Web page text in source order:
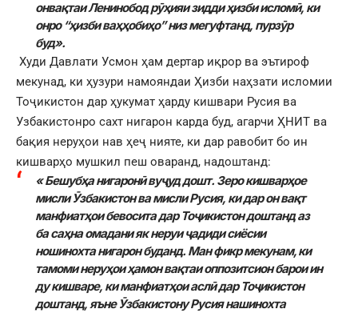
онвақтаи Ленинобод рӯҳияи зидди ҳизби исломӣ, ки
онро “ҳизби ваҳҳобиҳо” низ мегуфтанд, пурзӯр
буд».
Худи Давлати Усмон ҳам дертар иқрор ва эътироф
мекунад, ки ҳузури намояндаи Ҳизби наҳзати исломии
Тоҷикистон дар ҳукумат ҳарду кишвари Русия ва
Узбакистонро сахт нигарон карда буд, агарчи ҲНИТ ва
бақия неруҳои нав ҳеҷ нияте, ки дар равобит бо ин
кишварҳо мушкил пеш оваранд, надоштанд:
« Бешубҳа нигаронӣ вуҷуд дошт. Зеро кишварҳое
мисли Ӯзбакистон ва мисли Русия, ки дар он вақт
манфиатҳои бевосита дар Тоҷикистон доштанд аз
ба саҳна омадани як неруи ҷадиди сиёсии
ношинохта нигарон буданд. Ман фикр мекунам,ки
тамоми неруҳои ҳамон вақтаи оппозитсион барои ин
ду кишваре, ки манфиатҳои аслӣ дар Тоҷикистон
доштанд, яъне Ӯзбакистону Русия нашинохта